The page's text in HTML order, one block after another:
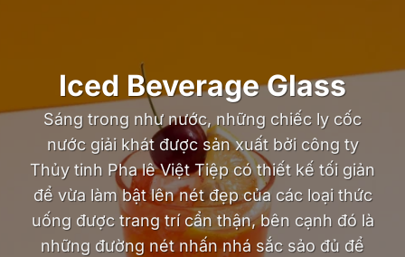
Iced Beverage Glass
Sáng trong như nước, những chiếc ly cốc
nước giải khát được sản xuất bởi công ty
Thủy tinh Pha lê Việt Tiệp có thiết kế tối giản
để vừa làm bật lên nét đẹp của các loại thức
uống được trang trí cẩn thận, bên cạnh đó là
những đường nét nhấn nhá sắc sảo đủ để